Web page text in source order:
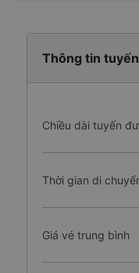
Thông tin
Chiều dài tuyến
Thời gian di
Giá vé trung bình